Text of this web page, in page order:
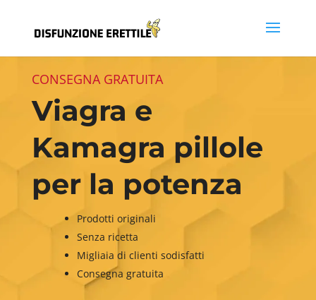
CONSEGNA GRATUITA
Viagra e
Kamagra pillole
per la potenza
Prodotti originali
Senza ricetta
Migliaia di clienti sodisfatti
Consegna gratuita